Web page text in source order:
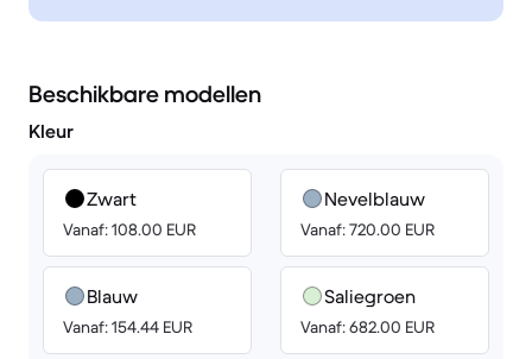
Beschikbare modellen
Kleur
Zwart
Vanaf: 108.00 EUR
Blauw
Vanaf: 154.44 EUR
Nevelblauw
Vanaf: 720.00 EUR
Saliegroen
Vanaf: 682.00 EUR